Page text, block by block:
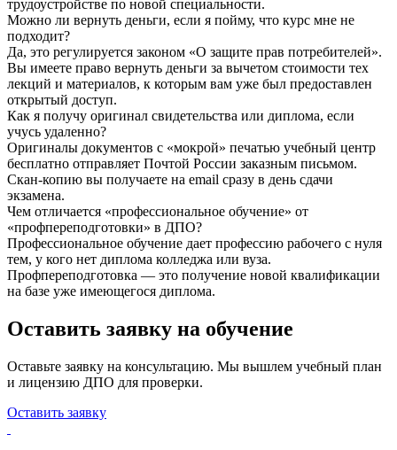
трудоустройстве по новой специальности.
Можно ли вернуть деньги, если я пойму, что курс мне не
подходит?
Да, это регулируется законом «О защите прав потребителей».
Вы имеете право вернуть деньги за вычетом стоимости тех
лекций и материалов, к которым вам уже был предоставлен
открытый доступ.
Как я получу оригинал свидетельства или диплома, если
учусь удаленно?
Оригиналы документов с «мокрой» печатью учебный центр
бесплатно отправляет Почтой России заказным письмом.
Скан-копию вы получаете на email сразу в день сдачи
экзамена.
Чем отличается «профессиональное обучение» от
«профпереподготовки» в ДПО?
Профессиональное обучение дает профессию рабочего с нуля
тем, у кого нет диплома колледжа или вуза.
Профпереподготовка — это получение новой квалификации
на базе уже имеющегося диплома.
Оставить заявку на обучение
Оставьте заявку на консультацию. Мы вышлем учебный план
и лицензию ДПО для проверки.
Оставить заявку